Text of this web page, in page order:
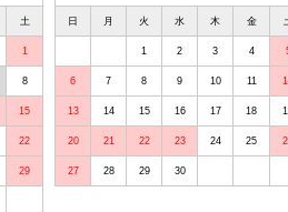
土
1
8
15
22
29
日 月 火 水 木 金
1 2 3 4
6 7 8 9 10 11
13 14 15 16 17 18
20 21 22 23 24 25
27 28 29 30